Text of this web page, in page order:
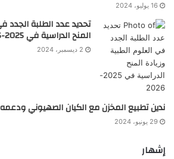
16 يوليو، 2024
تحديد عدد الطلبة الجدد
المنح الدراسية في 2025-2026
2 ديسمبر، 2024
ندين تطبيع المخزن مع الكيان الصهيوني
29 يونيو، 2024
إشهار